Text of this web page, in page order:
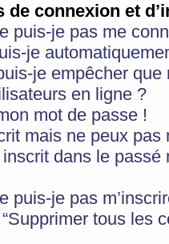
de connexion et
puis-je pas me
je
je empêcher
en ligne ?
mot de passe !
mais ne peux pas
dans le
puis-je pas
tous les